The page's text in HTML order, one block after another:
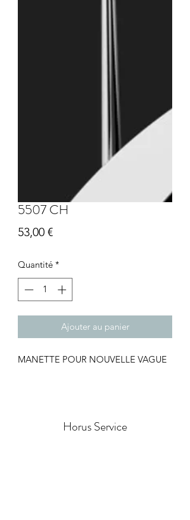
5507 CH
53,00 €Prix
Quantité *
Ajouter au panier
MANETTE POUR NOUVELLE VAGUE
Horus Service